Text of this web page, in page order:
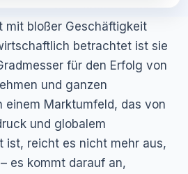
mit bloßer Geschäftigkeit
betrachtet ist sie
für den Erfolg von
und ganzen
einem Marktumfeld, das von
und globalem
ist, reicht es nicht mehr aus,
es kommt darauf an,